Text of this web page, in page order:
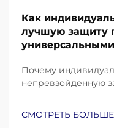
Как
лучшую защиту
Почему
непревзойденную
защиты зубов.
СМОТРЕТЬ БОЛЬШЕ